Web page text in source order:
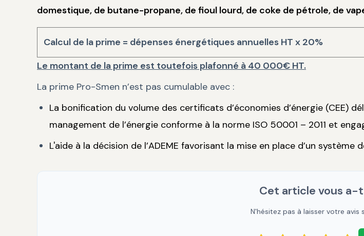
domestique, de butane-propane, de fioul lourd, de coke de pétrole, de
Calcul de la prime = dépenses énergétiques annuelles HT x 20%
Le montant de la prime est toutefois plafonné à 40 000€ HT.
La prime Pro-Smen n’est pas cumulable avec :
La bonification du volume des certificats d’économies d’énergie (CEE)
management de l’énergie conforme à la norme ISO 50001 – 2011 et
L'aide à la décision de l’ADEME favorisant la mise en place d’un système
Cet article vous
N'hésitez pas à laisser votre